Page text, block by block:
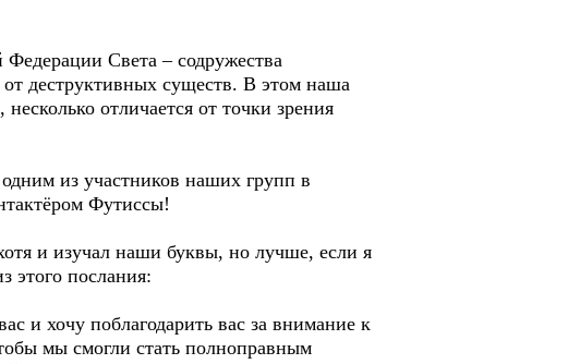
Света – содружества
деструктивных существ. В этом наша
отличается от точки зрения
из участников наших групп в
Футиссы!
и изучал наши буквы, но лучше, если я
этого послания:
и хочу поблагодарить вас за внимание к
мы смогли стать полноправным